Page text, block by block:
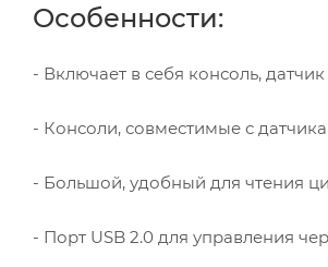
Особенности:
- Включает в себя консоль,
- Консоли, совместимые с
- Большой, удобный для чтения
- Порт USB 2.0 для управления